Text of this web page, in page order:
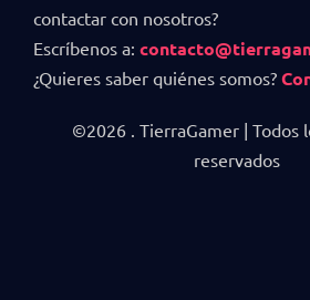
contactar con nosotros?
Escríbenos a:
¿Quieres saber quiénes somos?
©2026 . TierraGamer | Todos
reservados